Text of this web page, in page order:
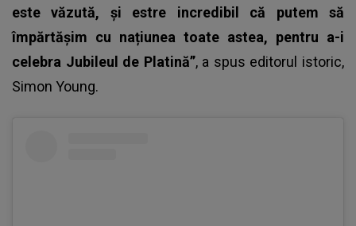
este văzută, și estre incredibil că putem să
împărtășim cu națiunea toate astea, pentru a-i
celebra Jubileul de Platină”, a spus editorul istoric,
Simon Young.